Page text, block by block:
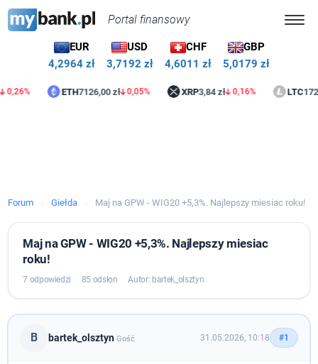
Portal finansowy
EUR
4,2964 zł
USD
3,7192 zł
CHF
4,6011 zł
GBP
5,0179 zł
ETH7126,00 zł 0,05% XRP3,84 zł 0,16% LTC172,20
Forum Giełda Maj na GPW - WIG20 +5,3%. Najlepszy miesiac roku!
Maj na GPW - WIG20 +5,3%. Najlepszy miesiac
roku!
7 odpowiedzi · 85 odsłon · Autor: bartek_olsztyn
B bartek_olsztyn Gość 31.05.2026, 10:18 #1